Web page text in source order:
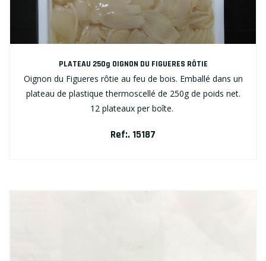
PLATEAU 250g OIGNON DU FIGUERES RÔTIE
Oignon du Figueres rôtie au feu de bois. Emballé dans un
plateau de plastique thermoscellé de 250g de poids net.
12 plateaux per boîte.
Ref:. 15187